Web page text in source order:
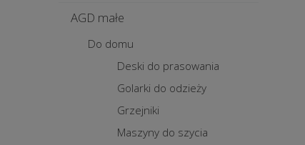
AGD małe
Do domu
Deski do prasowania
Golarki do odzieży
Grzejniki
Maszyny do szycia